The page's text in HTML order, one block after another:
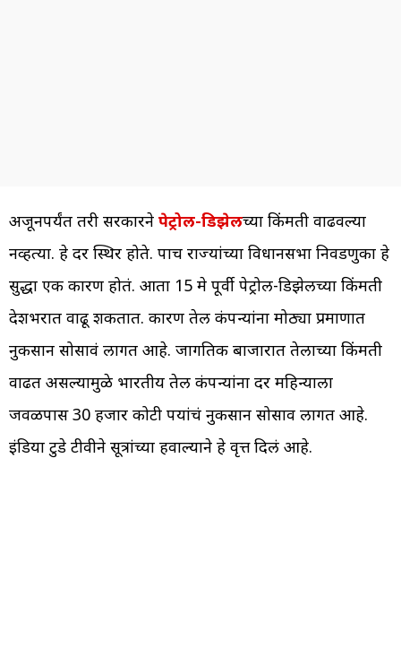
अजूनपर्यंत तरी सरकारने पेट्रोल-डिझेलच्या किंमती वाढवल्या
नव्हत्या. हे दर स्थिर होते. पाच राज्यांच्या विधानसभा निवडणुका हे
सुद्धा एक कारण होतं. आता 15 मे पूर्वी पेट्रोल-डिझेलच्या किंमती
देशभरात वाढू शकतात. कारण तेल कंपन्यांना मोठ्या प्रमाणात
नुकसान सोसावं लागत आहे. जागतिक बाजारात तेलाच्या किंमती
वाढत असल्यामुळे भारतीय तेल कंपन्यांना दर महिन्याला
जवळपास 30 हजार कोटी रुपयांचं नुकसान सोसाव लागत आहे.
इंडिया टुडे टीवीने सूत्रांच्या हवाल्याने हे वृत्त दिलं आहे.